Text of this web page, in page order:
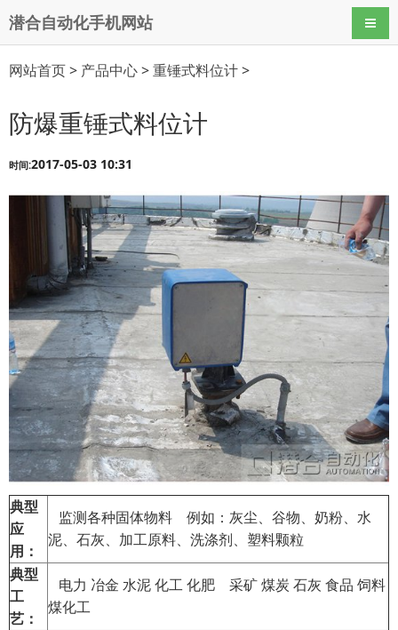
潜合自动化手机网站 导航
网站首页> 产品中心>重锤式料位计>
防爆重锤式料位计
时间:2017-05-03 10:31
典型
应
用：
监测各种固体物料 例如：灰尘、谷物、奶粉、水
泥、石灰、加工原料、洗涤剂、塑料颗粒
典型
工
艺：
电力 冶金 水泥 化工 化肥 采矿 煤炭 石灰 食品 饲料
煤化工